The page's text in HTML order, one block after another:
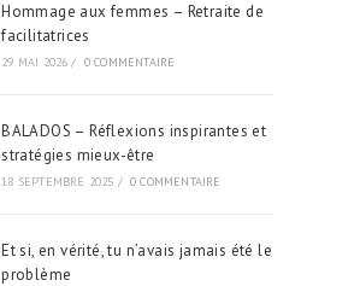
Hommage aux femmes – Retraite de
facilitatrices
29 MAI 2026 / 0 COMMENTAIRE
BALADOS – Réflexions inspirantes et
stratégies mieux-être
18 SEPTEMBRE 2025 / 0 COMMENTAIRE
Et si, en vérité, tu n’avais jamais été le
problème